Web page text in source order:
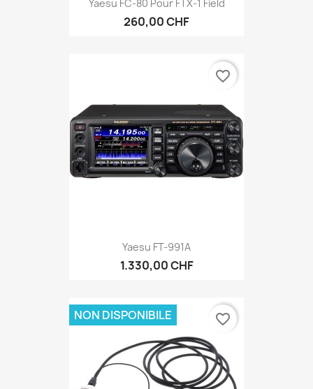
Yaesu FC-80 Pour FTX-1 Field
260,00 CHF
Yaesu FT-991A
1.330,00 CHF
favorite_border
NON DISPONIBILE favorite_border